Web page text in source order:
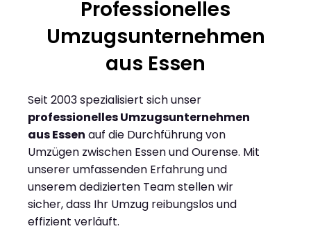
Professionelles
Umzugsunternehmen
aus Essen
Seit 2003 spezialisiert sich unser
professionelles Umzugsunternehmen
aus Essen auf die Durchführung von
Umzügen zwischen Essen und Ourense. Mit
unserer umfassenden Erfahrung und
unserem dedizierten Team stellen wir
sicher, dass Ihr Umzug reibungslos und
effizient verläuft.